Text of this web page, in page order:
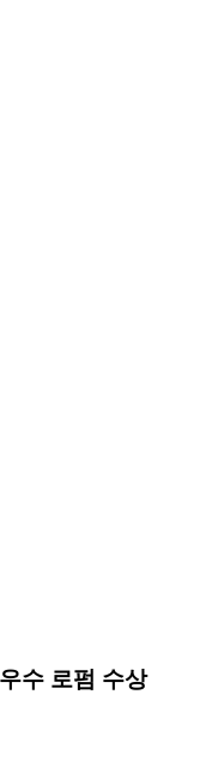
수 로펌 수상